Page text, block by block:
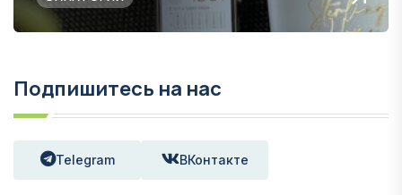
Подпишитесь на нас
Telegram ВКонтакте